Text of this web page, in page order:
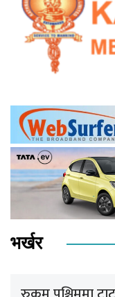
भर्खर